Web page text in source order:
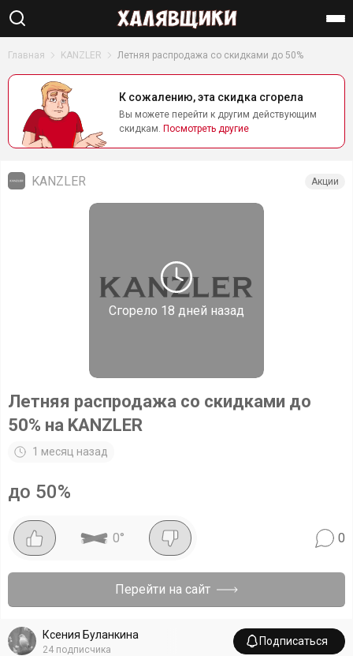
Найти
Главная KANZLER Летняя распродажа со скидками до 50%
К сожалению, эта скидка сгорела
Вы можете перейти к другим действующим
скидкам. Посмотреть другие
Сгорело 18 дней назад
KANZLER Акции
Летняя распродажа со скидками до
50% на KANZLER
1 месяц назад
до 50%
0° 0
Перейти на сайт
Ксения Буланкина
24 подписчика
Подписаться